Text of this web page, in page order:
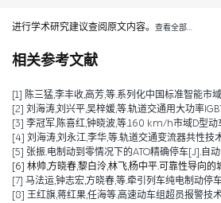
进行学术研究建议查阅原文内容。 查看全部…
相关参考文献
[1] 陈三猛,李丰收,高芳,等.系列化中国标准智能
[2] 刘海涛,刘兴平,吴梓媛,等.轨道交通用大功率
[3] 李冠军,陈喜红,钟晓波,等.160 km/h市域D型
[4] 刘海涛,刘永江,李华,等.轨道交通变流器共性
[5] 张振.电制动到零情况下的ATO精确停车[J].自
[6] 林帅,方晓春,黎白泠,林飞,杨中平.可靠性导向
[7] 马法运,钟志宏,方晓春,等.牵引列车纯电制动
[8] 王红旗,蒋红果,任海等.高速动车组超员报警